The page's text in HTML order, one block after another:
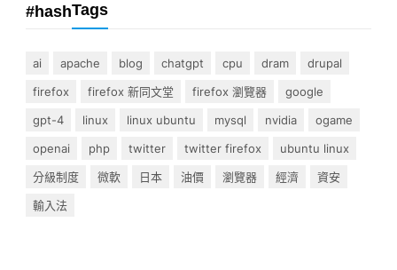
#hashTags
ai apache blog chatgpt cpu dram
drupal
firefox
firefox 新同文堂 firefox 瀏覽器
google
gpt-4
linux linux ubuntu mysql nvidia
ogame
openai
php twitter twitter firefox
ubuntu linux
分級制度
微軟 日本 油價 瀏覽器 經濟
資安
輸入法